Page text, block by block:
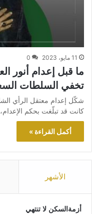
11 مايو، 2023 0
ما قبل إعدام أنور
تخفي السلطات
شكّل إعدام معتقل الرأي
كانت قد تبلّغت بحكم
أكمل القراءة »
الأشهر
أزمةالسكن لا تنتهي